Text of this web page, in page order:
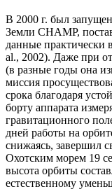
В 2000 г. был
Земли CHAMP,
данные практически
al., 2002). Даже при
(в разные годы она
миссия
срока благодаря
борту аппарата
гравитационного
дней работы на
снижаясь, завершил
Охотским морем 19
высота орбиты
естественному